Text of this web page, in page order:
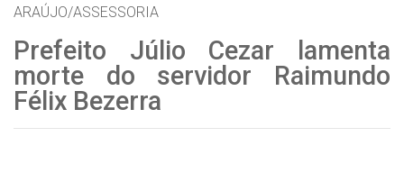
ARAÚJO/ASSESSORIA
Prefeito Júlio Cezar lamenta
morte do servidor Raimundo
Félix Bezerra